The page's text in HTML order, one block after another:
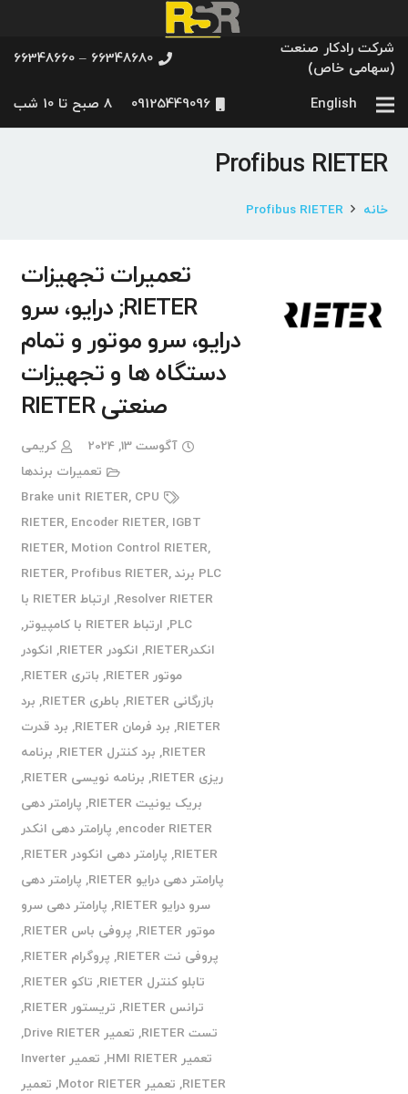
شرکت رادکار صنعت
(سهامی خاص)
66348680 – 66348660
English
09125449096 8 صبح تا 10 شب
Profibus RIETER
خانه Profibus RIETER
تعمیرات تجهیزات
RIETER; درایو، سرو
درایو، سرو موتور و تمام
دستگاه ها و تجهیزات
صنعتی RIETER
آگوست 13, 2024
کریمی
تعمیرات برندها
Brake unit RIETER, CPU
RIETER, Encoder RIETER, IGBT
RIETER, Motion Control RIETER,
PLC برند RIETER
, Profibus RIETER,
Resolver RIETER
,
ارتباط RIETER با
PLC
, ارتباط RIETER با کامپیوتر
,
انکدرRIETER
, انکودر RIETER , انکودر
موتور RIETER
, باتری RIETER
,
بازرگانی RIETER
, باطری RIETER , برد
RIETER
, برد فرمان RIETER , برد قدرت
RIETER
, برد کنترل RIETER , برنامه
ریزی RIETER
, برنامه نویسی RIETER
,
بریک یونیت RIETER
, پارامتر دهی
encoder RIETER
, پارامتر دهی انکدر
RIETER
, پارامتر دهی انکودر RIETER
,
پارامتر دهی درایو RIETER
, پارامتر دهی
سرو درایو RIETER
, پارامتر دهی سرو
موتور RIETER
, پروفی باس RIETER
,
پروفی نت RIETER
, پروگرام RIETER
,
تابلو کنترل RIETER
, تاکو RIETER
,
ترانس RIETER
, تریستور RIETER
,
تست RIETER
, تعمیر Drive RIETER
,
تعمیر HMI RIETER
,
تعمیر Inverter
RIETER
, تعمیر Motor RIETER , تعمیر